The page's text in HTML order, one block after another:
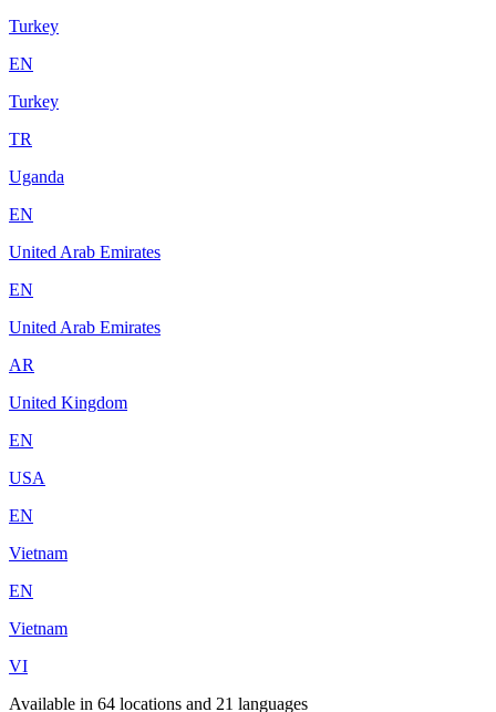
Turkey
EN
Turkey
TR
Uganda
EN
United Arab Emirates
EN
United Arab Emirates
AR
United Kingdom
EN
USA
EN
Vietnam
EN
Vietnam
VI
Available in 64 locations and 21 languages